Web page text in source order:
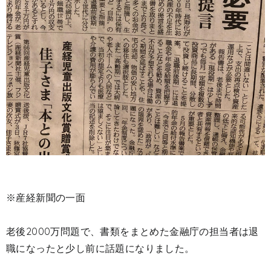
※産経新聞の一面
老後2000万問題で、書類をまとめた金融庁の担当者は退
職になったと少し前に話題になりました。